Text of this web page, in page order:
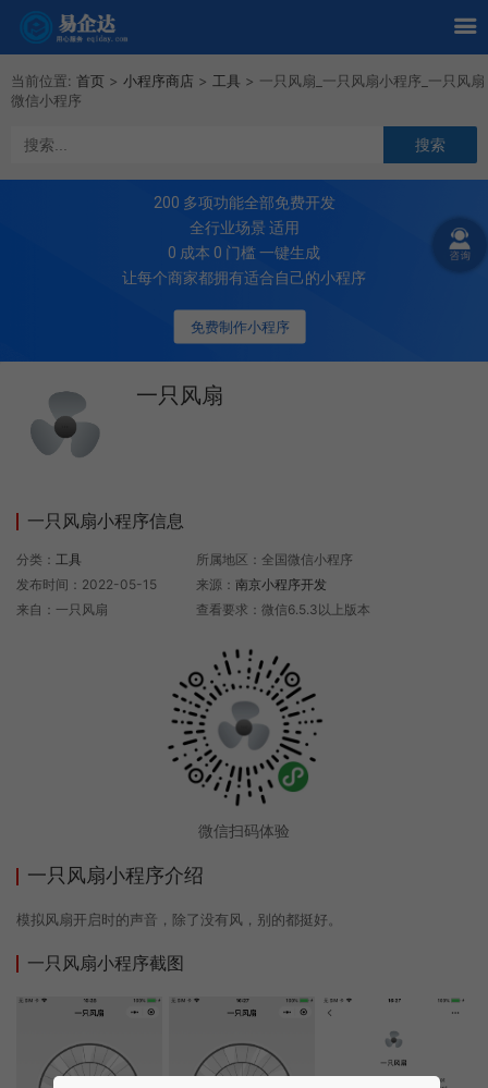
当前位置: 首页 > 小程序商店 > 工具 > 一只风扇_一只风扇小程序_一只风扇
微信小程序
免费制作小程序
200 多项功能全部免费开发
全行业场景 适用
0 成本 0 门槛 一键生成
让每个商家都拥有适合自己的小程序
一只风扇
一只风扇小程序信息
分类： 工具
发布时间：2022-05-15
来自：一只风扇
所属地区：全国微信小程序
来源： 南京小程序开发
查看要求：微信6.5.3以上版本
微信扫码体验
一只风扇小程序介绍
模拟风扇开启时的声音，除了没有风，别的都挺好。
一只风扇小程序截图